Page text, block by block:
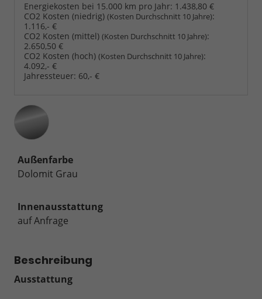
Energiekosten bei 15.000 km pro Jahr: 1.438,80 €
CO2 Kosten (niedrig) (Kosten Durchschnitt 10 Jahre):
1.116,- €
CO2 Kosten (mittel) (Kosten Durchschnitt 10 Jahre):
2.650,50 €
CO2 Kosten (hoch) (Kosten Durchschnitt 10 Jahre):
4.092,- €
Jahressteuer: 60,- €
Außenfarbe
Dolomit Grau
Innenausstattung
auf Anfrage
Beschreibung
Ausstattung